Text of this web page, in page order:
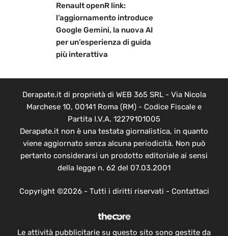
Renault openR link:
l’aggiornamento introduce
Google Gemini, la nuova AI
per un’esperienza di guida
più interattiva
Derapate.it di proprietà di WEB 365 SRL - Via Nicola
Marchese 10, 00141 Roma (RM) - Codice Fiscale e
Partita I.V.A. 12279101005
Derapate.it non è una testata giornalistica, in quanto
viene aggiornato senza alcuna periodicità. Non può
pertanto considerarsi un prodotto editoriale ai sensi
della legge n. 62 del 07.03.2001
Copyright ©2026 - Tutti i diritti riservati - Contattaci
Le attività pubblicitarie su questo sito sono gestite da